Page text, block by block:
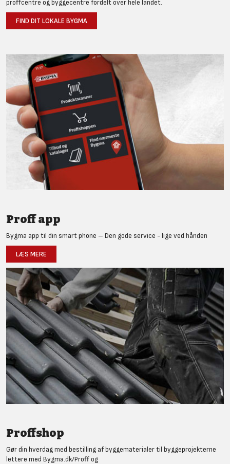
proffcentre og byggecentre fordelt over hele landet.
FIND DIT LOKALE BYGMA
Proff app
Bygma app til din smart phone – Den gode service - lige ved hånden
LÆS MERE
Proffshop
Gør din hverdag med bestilling af byggematerialer til byggeprojekterne
lettere med Bygma.dk/Proff og